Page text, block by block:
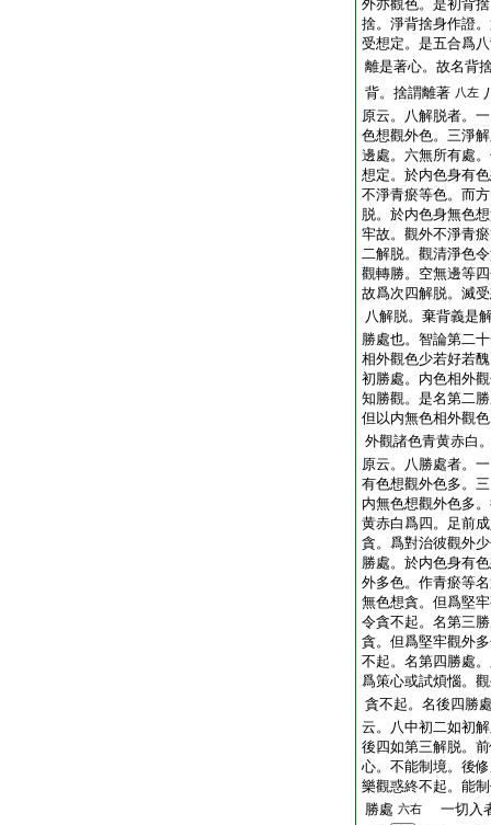
外亦觀色。是初背
捨。淨背捨身作證
受想定。是五合爲
離是著心。故名背
背。捨謂離著 八左
原云。八解脱者。
色想觀外色。三淨
邊處。六無所有處
想定。於内色身有
不淨青瘀等色。而
脱。於内色身無色
牢故。觀外不淨青
二解脱。觀清淨色
觀轉勝。空無邊等
故爲次四解脱。滅
八解脱。棄背義是
勝處也。智論第二
相外觀色少若好若
初勝處。内色相外
知勝觀。是名第二
但以内無色相外觀
外觀諸色青黄赤白
原云。八勝處者。
有色想觀外色多。
内無色想觀外色多
黄赤白爲四。足前
貪。爲對治彼觀外
勝處。於内色身有
外多色。作青瘀等
無色想貪。但爲堅
令貪不起。名第三
貪。但爲堅牢觀外
不起。名第四勝處
爲策心或試煩惱。
貪不起。名後四勝
云。八中初二如初
後四如第三解脱。
心。不能制境。後
樂觀惑終不起。能
勝處 六右
一切入